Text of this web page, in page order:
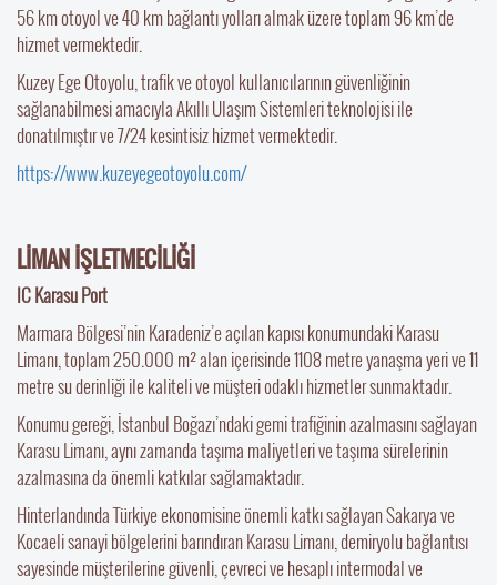
56 km otoyol ve 40 km bağlantı yolları almak üzere toplam 96 km’de
hizmet vermektedir.
Kuzey Ege Otoyolu, trafik ve otoyol kullanıcılarının güvenliğinin
sağlanabilmesi amacıyla Akıllı Ulaşım Sistemleri teknolojisi ile
donatılmıştır ve 7/24 kesintisiz hizmet vermektedir.
https://www.kuzeyegeotoyolu.com/
LİMAN İŞLETMECİLİĞİ
IC Karasu Port
Marmara Bölgesi’nin Karadeniz’e açılan kapısı konumundaki Karasu
Limanı, toplam 250.000 m² alan içerisinde 1108 metre yanaşma yeri ve 11
metre su derinliği ile kaliteli ve müşteri odaklı hizmetler sunmaktadır.
Konumu gereği, İstanbul Boğazı’ndaki gemi trafiğinin azalmasını sağlayan
Karasu Limanı, aynı zamanda taşıma maliyetleri ve taşıma sürelerinin
azalmasına da önemli katkılar sağlamaktadır.
Hinterlandında Türkiye ekonomisine önemli katkı sağlayan Sakarya ve
Kocaeli sanayi bölgelerini barındıran Karasu Limanı, demiryolu bağlantısı
sayesinde müşterilerine güvenli, çevreci ve hesaplı intermodal ve